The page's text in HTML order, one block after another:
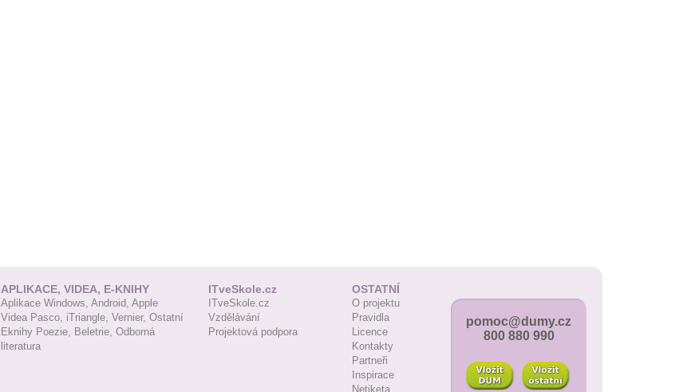
APLIKACE, VIDEA, E-KNIHY
Aplikace Windows, Android, Apple
Videa Pasco, iTriangle, Vernier, Ostatní
Eknihy Poezie, Beletrie, Odborná
literatura
ITveSkole.cz
ITveSkole.cz
Vzdělávání
Projektová podpora
OSTATNÍ
O projektu
Pravidla
Licence
Kontakty
Partneři
Inspirace
Netiketa
pomoc@dumy.cz
800 880 990